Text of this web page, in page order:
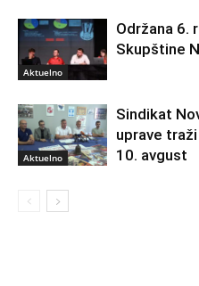
Aktuelno
Održana 6.
Skupštine
Aktuelno
Sindikat
uprave
10. avgust